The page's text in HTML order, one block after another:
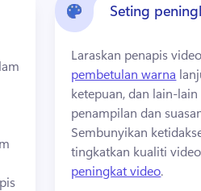
Seting
Laraskan penapis
pembetulan warna
ketepuan, dan lain-
Sembunyikan
tingkatkan kualiti
peningkat video.